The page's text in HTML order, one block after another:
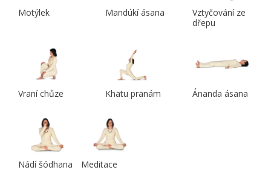
Motýlek Mandúkí ásana
Vztyčování ze
dřepu
Vraní chůze Khatu pranám Ánanda ásana
Nádí šódhana
Meditace